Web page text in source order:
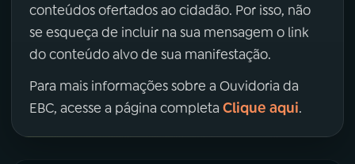
conteúdos ofertados ao cidadão. Por isso, não
se esqueça de incluir na sua mensagem o link
do conteúdo alvo de sua manifestação.
Para mais informações sobre a Ouvidoria da
EBC, acesse a página completa Clique aqui.